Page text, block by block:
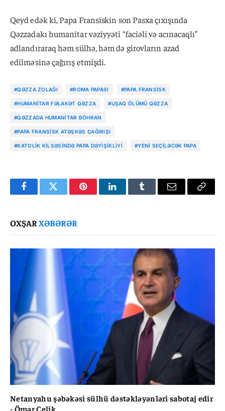
Qeyd edək ki, Papa Fransiskin son Pasxa çıxışında
Qəzzadakı humanitar vəziyyəti “faciəli və acınacaqlı”
adlandıraraq həm sülhə, həm də girovların azad
edilməsinə çağırış etmişdi.
#QƏZZA ZOLAĞI #ROMA PAPASI #PAPA FRANSISK
#HUMANITAR FƏLAKƏT QƏZZA #UŞAQ ÖLÜMÜ QƏZZA
#QƏZZADA HUMANITAR BÖHRAN
#PAPA FRANSISK ATƏŞKƏS ÇAĞIRIŞI
#KATOLIK KILSƏSINDƏ PAPA DƏYIŞIKLIYI #YENI SEÇILƏCƏK PAPA
FacebookTwitter PinterestLinkedInTumblr Email
Copy
OXŞARXƏBƏRƏR
Netanyahu şəbəkəsi sülhü dəstəkləyənləri sabotaj edir
- Ömər Çelik